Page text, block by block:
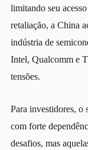
limitando seu
retaliação, a China
indústria de
Intel, Qualcomm e
tensões.
Para investidores, o
com forte
desafios, mas